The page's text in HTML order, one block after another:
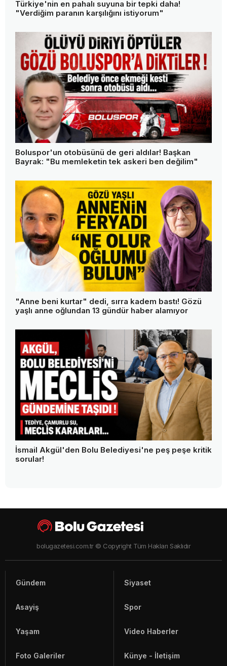
Bolu'da kafa kafaya çarpışma: 1 ölü, 2 ağır yaralı
Türkiye'nin en pahalı suyuna bir tepki daha!
"Verdiğim paranın karşılığını istiyorum"
Boluspor'un otobüsünü de geri aldılar! Başkan
Bayrak: "Bu memleketin tek askeri ben değilim"
"Anne beni kurtar" dedi, sırra kadem bastı! Gözü
yaşlı anne oğlundan 13 gündür haber alamıyor
İsmail Akgül'den Bolu Belediyesi'ne peş peşe kritik